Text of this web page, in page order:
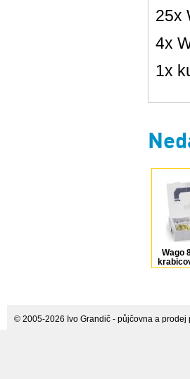
25x
4x
1x
Wago
L-
© 2005-2026 Ivo Grandič - půjčovna a